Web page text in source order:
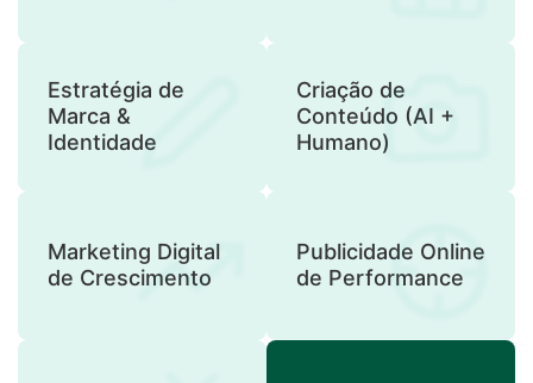
Estratégia de
Marca &
Identidade
Criação de
Conteúdo (AI +
Humano)
Marketing Digital
de Crescimento
Publicidade Online
de Performance